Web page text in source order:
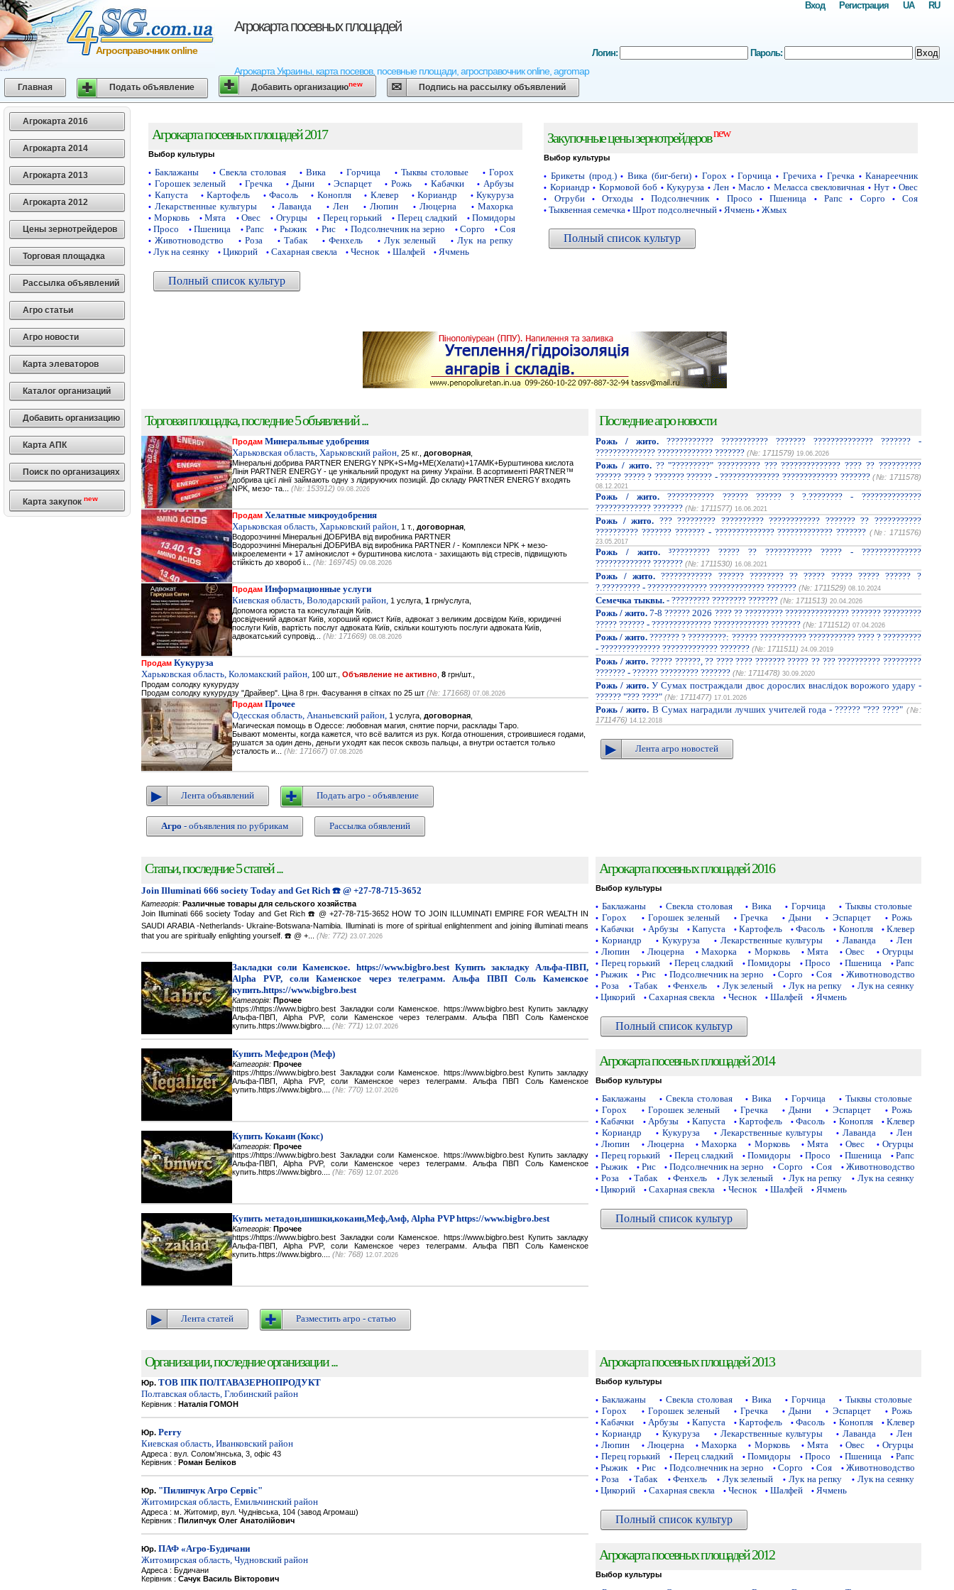
Агрокарта посевных площадей
Агрокарта Украины, карта посевов, посевные площади, агросправочник online, agromap
Агросправочник online
RU
UA
Регистрация
Вход
Логин: Пароль: Вход
Главная Подать объявление Добавить организациюnew Подпись на рассылку объявлений
Агрокарта 2016
Агрокарта 2014
Агрокарта 2013
Агрокарта 2012
Цены зернотрейдеров
Торговая площадка
Рассылка объявлений
Агро статьи
Агро новости
Карта элеваторов
Каталог организаций
Добавить организацию
Карта АПК
Поиск по организациях
Карта закупок new
Агрокарта посевных площадей 2017
Выбор культуры
• Баклажаны • Свекла столовая • Вика • Горчица • Тыквы столовые • Горох
• Горошек зеленый • Гречка • Дыни • Эспарцет • Рожь • Кабачки • Арбузы
• Капуста • Картофель • Фасоль • Конопля • Клевер • Кориандр • Кукуруза
• Лекарственные культуры • Лаванда • Лен • Люпин • Люцерна • Махорка
• Морковь • Мята • Овес • Огурцы • Перец горький • Перец сладкий • Помидоры
• Просо • Пшеница • Рапс • Рыжик • Рис • Подсолнечник на зерно • Сорго • Соя
• Животноводство • Роза • Табак • Фенхель • Лук зеленый • Лук на репку
• Лук на сеянку • Цикорий • Сахарная свекла • Чеснок • Шалфей • Ячмень
Полный список культур
Закупочные цены зернотрейдеровnew
Выбор культуры
• Брикеты (прод.) • Вика (биг-беги) • Горох • Горчица • Гречиха • Гречка • Канареечник
• Кориандр • Кормовой боб • Кукуруза • Лен • Масло • Меласса свекловичная • Нут • Овес
• Отруби • Отходы • Подсолнечник • Просо • Пшеница • Рапс • Сорго • Соя
• Тыквенная семечка • Шрот подсолнечный • Ячмень • Жмых
Полный список культур
Торговая площадка, последние 5 объявлений ...
Продам Минеральные удобрения
Харьковская область, Харьковский район, 25 кг., договорная
Мінеральні добрива PARTNER ENERGY NPK+S+Mg+ME(Хелати)+17AMK+Бурштинова кислота
Лінія PARTNER ENERGY - це унікальний продукт на ринку України. В асортименті PARTNER™
добрива цієї лінії займають одну з лідируючих позицій. До складу PARTNER ENERGY входять
NPK, мезо- та... (№: 153912) 09.08.2026
Продам Хелатные микроудобрения
Харьковская область, Харьковский район, 1 т., договорная
Водорозчинні Мiнеральнi ДОБРИВА від виробника PARTNER
Водорозчинні Мiнеральнi ДОБРИВА від виробника PARTNER / - Комплекси NPK + мезо-
мікроелементи + 17 амінокислот + бурштинова кислота - захищають від стресів, підвищують
стійкість до хвороб і... (№: 169745) 09.08.2026
Продам Информационные услуги
Киевская область, Володарский район, 1 услуга, 1 грн/услуга,
Допомога юриста та консультація Київ.
досвідчений адвокат Київ, хороший юрист Київ, адвокат з великим досвідом Київ, юридичні
послуги Київ, вартість послуг адвоката Київ, скільки коштують послуги адвоката Київ,
адвокатський супровід... (№: 171669) 08.08.2026
Продам Кукуруза
Харьковская область, Коломакский район, 100 шт., Объявление не активно 8 грн/шт.,
Продам солодку кукурудзу
Продам солодку кукурудзу "Драйвер". Ціна 8 грн. Фасування в сітках по 25 шт (№: 171668) 07.08.2026
Продам Прочее
Одесская область, Ананьевский район, 1 услуга, договорная
Магическая помощь в Одессе: любовная магия, снятие порчи, расклады Таро.
Бывают моменты, когда кажется, что всё валится из рук. Когда отношения, строившиеся годами,
рушатся за один день, деньги уходят как песок сквозь пальцы, а внутри остается только
усталость и... (№: 171667) 07.08.2026
Лента объявлений Подать агро - объявление
Агро - объявления по рубрикам Рассылка обявлений
Последние агро новости
Рожь / жито. ??????????? ??????????? ??????? ?????????????? ??????? -
?????????????? ????????????? ??????? (№: 1711579) 19.06.2026
Рожь / жито.?? "?????????" ?????????? ??? ?????????????? ???? ?? ??????????
?????? ????? ? ??????? ?????? - ?????????????? ????????????? ??????? (№: 1711578)
08.12.2021
Рожь / жито. ??????????? ?????? ?????? ? ?.???????? - ??????????????
????????????? ??????? (№: 1711577) 16.06.2021
Рожь / жито. ??? ????????? ?????????? ???????????? ??????? ?? ???????????
?????????? ??????? ??????? - ?????????????? ????????????? ??????? (№: 1711576)
23.05.2017
Рожь / жито. ³????????? ????? ?? ??????????? ????? - ??????????????
????????????? ??????? (№: 1711530) 16.08.2021
Рожь / жито.???????????? ?????? ???????? ?? ????? ????? ????? ?????? ?
?.????????? - ?????????????? ????????????? ??????? (№: 1711529) 08.10.2024
Семечка тыквы. - ????????? ???????? ??????? (№: 1711513) 20.04.2026
Рожь / жито. 7-8 ?????? 2026 ???? ?? ????????? ??????????????? ??????? ?????????
????? ?????? - ?????????????? ????????????? ??????? (№: 1711512) 07.04.2026
Рожь / жито. ??????? ? ?????????: ?????? ??????????? ??????????? ???? ? ?????????
- ?????????????? ????????????? ??????? (№: 1711511) 24.09.2019
Рожь / жито. ????? ??????, ?? ???? ???? ??????? ????? ?? ??? ?????????? ?????????
??????? - ?????? ????????? ??????? (№: 1711478) 30.09.2020
Рожь / жито. У Сумах постраждали двоє дорослих внаслідок ворожого удару -
?????? "??? ????" (№: 1711477) 17.01.2026
Рожь / жито. В Сумах наградили лучших учителей года - ?????? "??? ????" (№:
1711476) 14.12.2018
Лента агро новостей
Статьи, последние 5 статей ...
Join Illuminati 666 society Today and Get Rich ☎️ @ +27-78-715-3652
Категорія: Различные товары для сельского хозяйства
Join Illuminati 666 society Today and Get Rich ☎️ @ +27-78-715-3652 HOW TO JOIN ILLUMINATI EMPIRE FOR WEALTH IN
SAUDI ARABIA -Netherlands- Ukraine-Botswana-Namibia. Illuminati is more of spiritual enlightenment and joining illuminati means
that you are spiritually enlighting yourself. ☎️ @ +... (№: 772) 23.07.2026
Закладки соли Каменское. https://www.bigbro.best Купить закладку Альфа-ПВП,
Alpha PVP, соли Каменское через телеграмм. Альфа ПВП Соль Каменское
купить.https://www.bigbro.best
Категорія: Прочее
https://https://www.bigbro.best Закладки соли Каменское. https://www.bigbro.best Купить закладку
Альфа-ПВП, Alpha PVP, соли Каменское через телеграмм. Альфа ПВП Соль Каменское
купить.https://www.bigbro.... (№: 771) 12.07.2026
Купить Мефедрон (Меф)
Категорія: Прочее
https://https://www.bigbro.best Закладки соли Каменское. https://www.bigbro.best Купить закладку
Альфа-ПВП, Alpha PVP, соли Каменское через телеграмм. Альфа ПВП Соль Каменское
купить.https://www.bigbro.... (№: 770) 12.07.2026
Купить Кокаин (Кокс)
Категорія: Прочее
https://https://www.bigbro.best Закладки соли Каменское. https://www.bigbro.best Купить закладку
Альфа-ПВП, Alpha PVP, соли Каменское через телеграмм. Альфа ПВП Соль Каменское
купить.https://www.bigbro.... (№: 769) 12.07.2026
Купить метадон,шишки,кокаин,Меф,Амф, Alpha PVP https://www.bigbro.best
Категорія: Прочее
https://https://www.bigbro.best Закладки соли Каменское. https://www.bigbro.best Купить закладку
Альфа-ПВП, Alpha PVP, соли Каменское через телеграмм. Альфа ПВП Соль Каменское
купить.https://www.bigbro.... (№: 768) 12.07.2026
Лента статей Разместить агро - статью
Агрокарта посевных площадей 2016
Выбор культуры
• Баклажаны • Свекла столовая • Вика • Горчица • Тыквы столовые
• Горох • Горошек зеленый • Гречка • Дыни • Эспарцет • Рожь
• Кабачки • Арбузы • Капуста • Картофель • Фасоль • Конопля • Клевер
• Кориандр • Кукуруза • Лекарственные культуры • Лаванда • Лен
• Люпин • Люцерна • Махорка • Морковь • Мята • Овес • Огурцы
• Перец горький • Перец сладкий • Помидоры • Просо • Пшеница • Рапс
• Рыжик • Рис • Подсолнечник на зерно • Сорго • Соя • Животноводство
• Роза • Табак • Фенхель • Лук зеленый • Лук на репку • Лук на сеянку
• Цикорий • Сахарная свекла • Чеснок • Шалфей • Ячмень
Полный список культур
Агрокарта посевных площадей 2014
Выбор культуры
• Баклажаны • Свекла столовая • Вика • Горчица • Тыквы столовые
• Горох • Горошек зеленый • Гречка • Дыни • Эспарцет • Рожь
• Кабачки • Арбузы • Капуста • Картофель • Фасоль • Конопля • Клевер
• Кориандр • Кукуруза • Лекарственные культуры • Лаванда • Лен
• Люпин • Люцерна • Махорка • Морковь • Мята • Овес • Огурцы
• Перец горький • Перец сладкий • Помидоры • Просо • Пшеница • Рапс
• Рыжик • Рис • Подсолнечник на зерно • Сорго • Соя • Животноводство
• Роза • Табак • Фенхель • Лук зеленый • Лук на репку • Лук на сеянку
• Цикорий • Сахарная свекла • Чеснок • Шалфей • Ячмень
Полный список культур
Организации, последние организации ...
Юр. ТОВ ІПК ПОЛТАВАЗЕРНОПРОДУКТ
Полтавская область, Глобинский район
Керівник : Наталія ГОМОН
Юр. Perry
Киевская область, Иванковский район
Адреса : вул. Солом'янська, 3, офіс 43
Керівник : Роман Беліков
Юр. "Пилипчук Агро Сервіс"
Житомирская область, Емильчинский район
Адреса : м. Житомир, вул. Чуднівська, 104 (завод Агромаш)
Керівник : Пилипчук Олег Анатолійович
Юр. ПАФ «Агро-Будичани
Житомирская область, Чудновский район
Адреса : Будичани
Керівник : Сачук Василь Вікторович
Агрокарта посевных площадей 2013
Выбор культуры
• Баклажаны • Свекла столовая • Вика • Горчица • Тыквы столовые
• Горох • Горошек зеленый • Гречка • Дыни • Эспарцет • Рожь
• Кабачки • Арбузы • Капуста • Картофель • Фасоль • Конопля • Клевер
• Кориандр • Кукуруза • Лекарственные культуры • Лаванда • Лен
• Люпин • Люцерна • Махорка • Морковь • Мята • Овес • Огурцы
• Перец горький • Перец сладкий • Помидоры • Просо • Пшеница • Рапс
• Рыжик • Рис • Подсолнечник на зерно • Сорго • Соя • Животноводство
• Роза • Табак • Фенхель • Лук зеленый • Лук на репку • Лук на сеянку
• Цикорий • Сахарная свекла • Чеснок • Шалфей • Ячмень
Полный список культур
Агрокарта посевных площадей 2012
Выбор культуры